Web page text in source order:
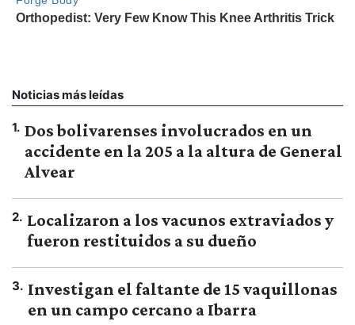
Noticias más leídas
1. Dos bolivarenses involucrados en un
accidente en la 205 a la altura de General
Alvear
2. Localizaron a los vacunos extraviados y
fueron restituidos a su dueño
3. Investigan el faltante de 15 vaquillonas
en un campo cercano a Ibarra